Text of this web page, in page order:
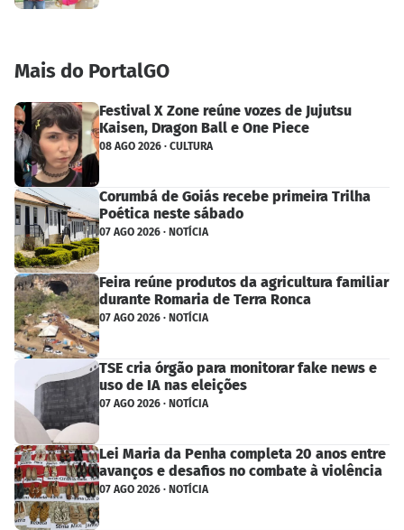
Mais do PortalGO
Festival X Zone reúne vozes de Jujutsu
Kaisen, Dragon Ball e One Piece
08 AGO 2026 · CULTURA
Corumbá de Goiás recebe primeira Trilha
Poética neste sábado
07 AGO 2026 · NOTÍCIA
Feira reúne produtos da agricultura familiar
durante Romaria de Terra Ronca
07 AGO 2026 · NOTÍCIA
TSE cria órgão para monitorar fake news e
uso de IA nas eleições
07 AGO 2026 · NOTÍCIA
Lei Maria da Penha completa 20 anos entre
avanços e desafios no combate à violência
07 AGO 2026 · NOTÍCIA